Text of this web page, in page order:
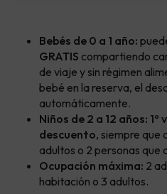
Bebés de 0 a 1 año:
GRATIS compartiendo
de viaje y sin régimen
bebé en la reserva, el
automáticamente.
Niños de 2 a 12 años: 1º
descuento, siempre que
adultos o 2 personas
Ocupación máxima: 2
habitación o 3 adultos.